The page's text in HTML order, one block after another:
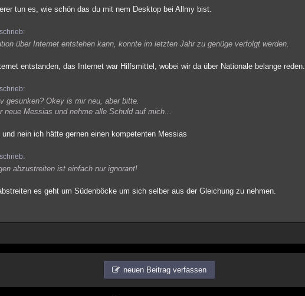
tun es, wie schön das du mit nem Desktop bei Allmy bist.
über Internet entstehen kann, konnte im letzten Jahr zu genüge verfolgt werden.
entstanden, das Internet war Hilfsmittel, wobei wir da über Nationale belange reden.
gesunken? Okey is mir neu, aber bitte.
neue Messias und nehme alle Schuld auf mich...
nein ich hätte gernen einen kompetenten Messias
abzustreiten ist einfach nur ignorant!
es geht um Südenböcke um sich selber aus der Gleichung zu nehmen.
neuen Beitrag verfassen